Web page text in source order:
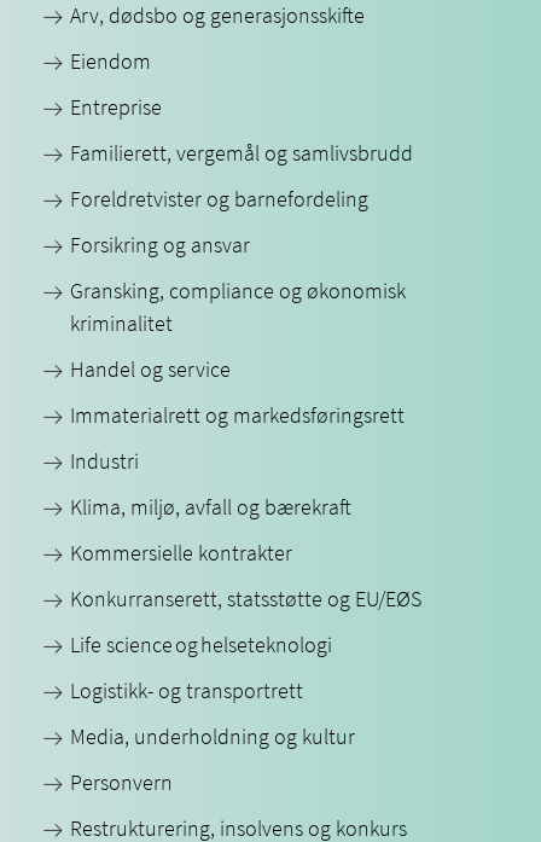
Arv, dødsbo og generasjonsskifte
Eiendom
Entreprise
Familierett, vergemål og samlivsbrudd
Foreldretvister og barnefordeling
Forsikring og ansvar
Gransking, compliance og økonomisk
kriminalitet
Handel og service
Immaterialrett og markedsføringsrett
Industri
Klima, miljø, avfall og bærekraft
Kommersielle kontrakter
Konkurranserett, statsstøtte og EU/EØS
Life science og helseteknologi
Logistikk- og transportrett
Media, underholdning og kultur
Personvern
Restrukturering, insolvens og konkurs